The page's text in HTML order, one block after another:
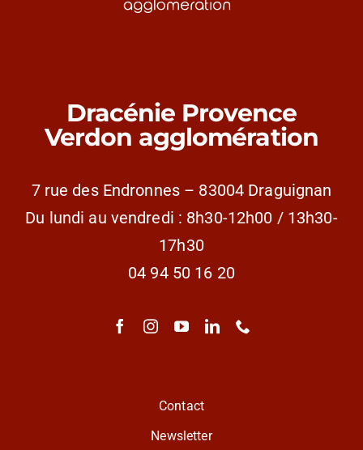
Dracénie Provence
Verdon agglomération
7 rue des Endronnes – 83004 Draguignan
Du lundi au vendredi : 8h30-12h00 / 13h30-
17h30
04 94 50 16 20
Contact
Newsletter